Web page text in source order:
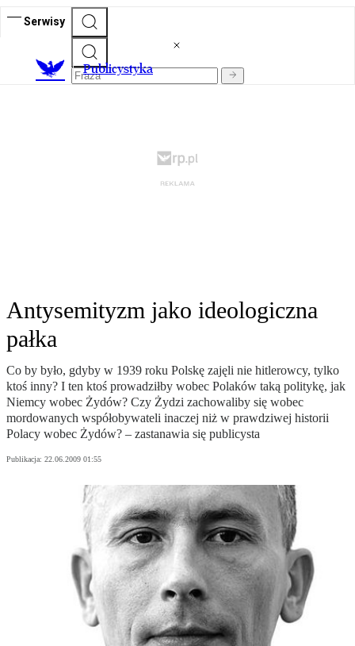
Serwisy
Publicystyka
Antysemityzm jako ideologiczna
pałka
Co by było, gdyby w 1939 roku Polskę zajęli nie hitlerowcy, tylko
ktoś inny? I ten ktoś prowadziłby wobec Polaków taką politykę, jak
Niemcy wobec Żydów? Czy Żydzi zachowaliby się wobec
mordowanych współobywateli inaczej niż w prawdziwej historii
Polacy wobec Żydów? – zastanawia się publicysta
Publikacja: 22.06.2009 01:55